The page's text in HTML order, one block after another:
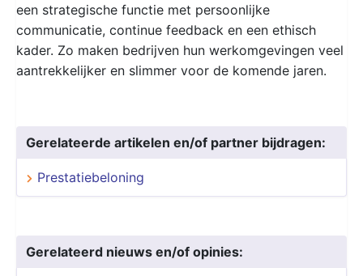
een strategische functie met persoonlijke
communicatie, continue feedback en een ethisch
kader. Zo maken bedrijven hun werkomgevingen veel
aantrekkelijker en slimmer voor de komende jaren.
Gerelateerde artikelen en/of partner bijdragen:
Prestatiebeloning
Gerelateerd nieuws en/of opinies: